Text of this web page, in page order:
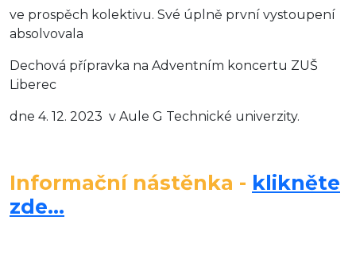
ve prospěch kolektivu. Své úplně první vystoupení
absolvovala
Dechová přípravka na Adventním koncertu ZUŠ
Liberec
dne 4. 12. 2023 v Aule G Technické univerzity.
Informační nástěnka - klikněte
zde...